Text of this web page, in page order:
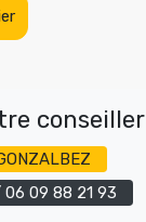
conseiller
06 09 88 21 93